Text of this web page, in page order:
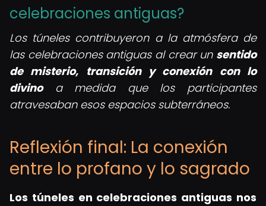
celebraciones antiguas?
Los túneles contribuyeron a la atmósfera de
las celebraciones antiguas al crear un sentido
de misterio, transición y conexión con lo
divinoa medida que los participantes
atravesaban esos espacios subterráneos.
Reflexión final: La conexión
entre lo profano y lo sagrado
Los túneles en celebraciones antiguas nos